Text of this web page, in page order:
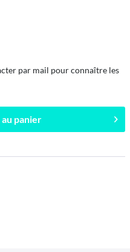
par mail pour connaître les
panier